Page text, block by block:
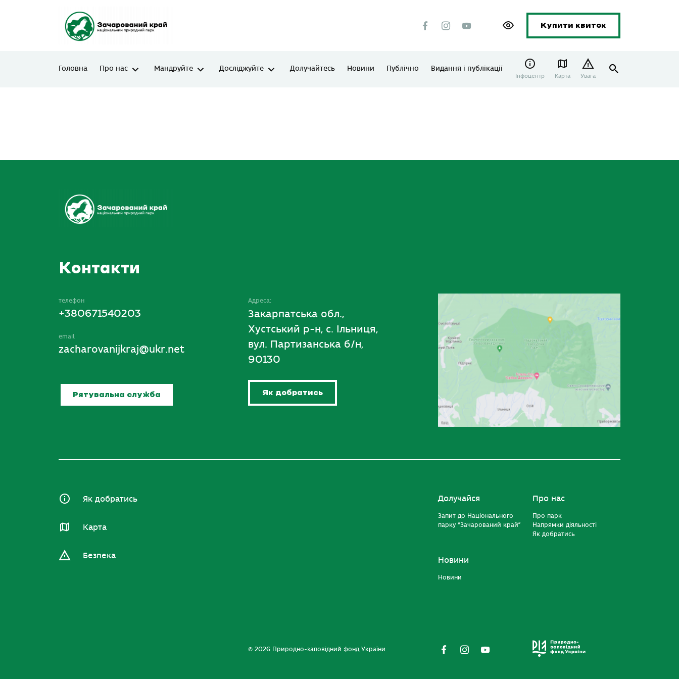
Купити квиток
Головна Про нас Мандруйте Досліджуйте Долучайтесь Новини Публічно Видання і публікації
Інфоцентр Карта Увага
Контакти
телефон
+380671540203
email
zacharovanijkraj@ukr.net
Рятувальна служба
Адреса:
Закарпатська обл.,
Хустський р-н, с. Ільниця,
вул. Партизанська б/н,
90130
Як добратись
Як добратись
Карта
Безпека
Долучайся
Запит до Національного
парку “Зачарований край”
Новини
Новини
Про нас
Про парк
Напрямки діяльності
Як добратись
© 2026 Природно-заповідний фонд України